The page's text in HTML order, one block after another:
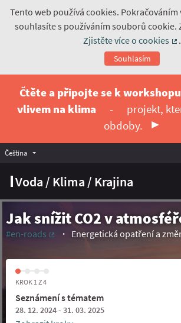
Tento web používá cookies.
souhlasíte s používáním souborů cookie.
Zjistěte více o cookies
.
Souhlasím
Čtěte a připojte se k
vlivem na klima
-
projekt,
obdoby.
Voda / Klima / Krajina
Čeština Vyberte jazyk
Jak snížit CO2 v
#en-roads
(Externí odkaz)
Energetická opatření a
KROK 1 Z 4
Seznámení s tématem
28. 12. 2024 - 31. 03. 2025